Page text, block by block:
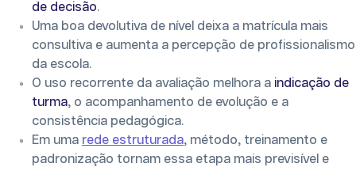
de decisão.
Uma boa devolutiva de nível deixa a matrícula mais
consultiva e aumenta a percepção de profissionalismo
da escola.
O uso recorrente da avaliação melhora a indicação de
turma, o acompanhamento de evolução e a
consistência pedagógica.
Em uma rede estruturada, método, treinamento e
padronização tornam essa etapa mais previsível e